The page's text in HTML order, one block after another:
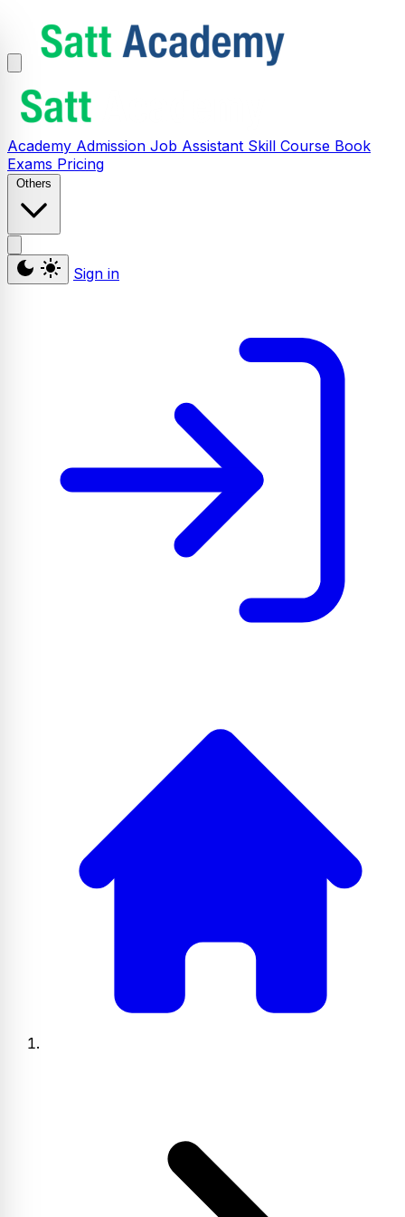
Academy Admission Job Assistant Skill Course Book
Exams Pricing
Others
Sign in